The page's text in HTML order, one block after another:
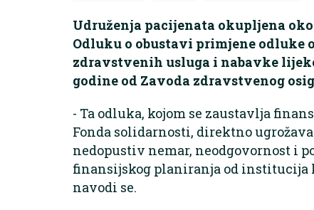
Udruženja pacijenata okupljena
Odluku o obustavi primjene odluke
zdravstvenih usluga i nabavke
godine od Zavoda zdravstvenog
- Ta odluka, kojom se zaustavlja
Fonda solidarnosti, direktno
nedopustiv nemar, neodgovornost i
finansijskog planiranja od institucija
navodi se.